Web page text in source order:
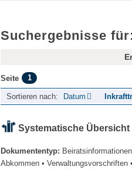
Suchergebnisse
Seite 1
Sortieren nach: Datum
Systematische Übersicht
Dokumententyp:
Abkommen • Verwaltungsvorschriften